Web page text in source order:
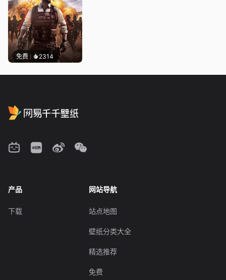
免费 2314
产品
下载
网站导航
站点地图
壁纸分类大全
精选推荐
免费